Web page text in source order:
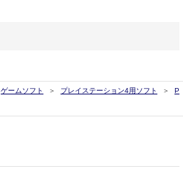
ゲームソフト プレイステーション4用ソフト
P